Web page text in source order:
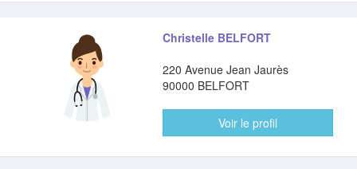
Christelle BELFORT
220 Avenue Jean Jaurès
90000 BELFORT
Voir le profil